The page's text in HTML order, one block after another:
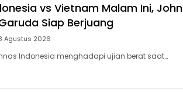
vs Vietnam Malam Ini, John
Siap Berjuang
Agustus 2026
Indonesia menghadapi ujian berat saat…